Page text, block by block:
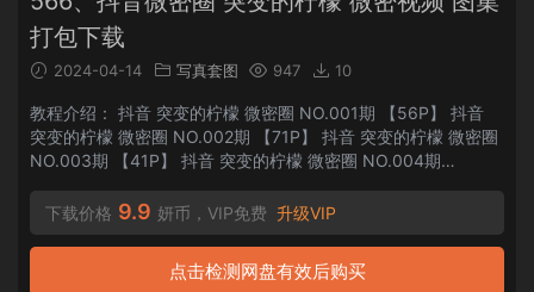
打包下载
2024-04-14 写真套图 947 10
教程介绍： 抖音 突变的柠檬 微密圈 NO.001期 【56P】 抖音
突变的柠檬 微密圈 NO.002期 【71P】 抖音 突变的柠檬 微密圈
NO.003期 【41P】 抖音 突变的柠檬 微密圈 NO.004期
变的柠檬 微...
下载价格 9.9 妍币，VIP免费 升级VIP
点击检测网盘有效后购买